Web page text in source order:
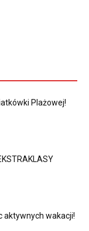
Plażowej!
aktywnych wakacji!